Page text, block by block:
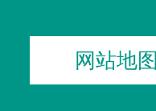
网站地图